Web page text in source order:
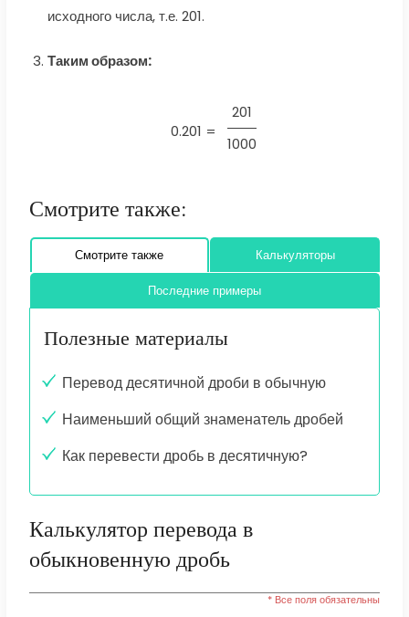
исходного числа, т.е. 201.
Таким образом:
0.201 =
201
1000
Смотрите также:
Смотрите также Калькуляторы
Последние примеры
Полезные материалы
Перевод десятичной дроби в обычную
Наименьший общий знаменатель дробей
Как перевести дробь в десятичную?
Калькулятор перевода в
обыкновенную дробь
* Все поля обязательны